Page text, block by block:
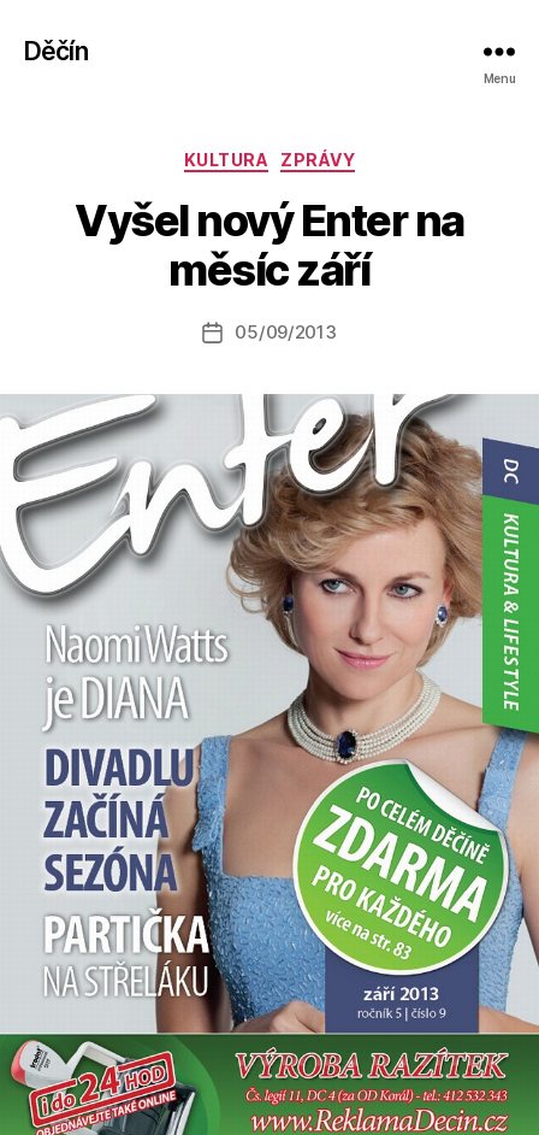
Děčín
Menu
Rubriky
KULTURA ZPRÁVY
Vyšel nový Enter na
měsíc září
Autor
příspěvku
A
u
o
a
s
o
Datum
05/09/2013